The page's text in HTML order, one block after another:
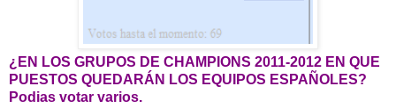
¿EN LOS GRUPOS DE CHAMPIONS 2011-2012 EN QUE
PUESTOS QUEDARÁN LOS EQUIPOS ESPAÑOLES?
Podias votar varios.